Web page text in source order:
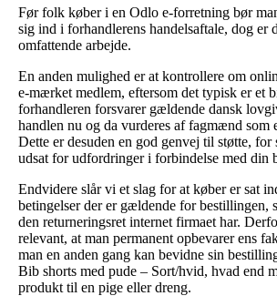
Før folk køber i en Odlo e-forretning bør
sig ind i forhandlerens handelsaftale, dog er
omfattende arbejde.
En anden mulighed er at kontrollere om
e-mærket medlem, eftersom det typisk er et
forhandleren forsvarer gældende dansk
handlen nu og da vurderes af fagmænd som
Dette er desuden en god genvej til støtte,
udsat for udfordringer i forbindelse med din
Endvidere slår vi et slag for at køber er sat
betingelser der er gældende for bestillingen,
den returneringsret internet firmaet har.
relevant, at man permanent opbevarer ens
man en anden gang kan bevidne sin
Bib shorts med pude – Sort/hvid, hvad end
produkt til en pige eller dreng.